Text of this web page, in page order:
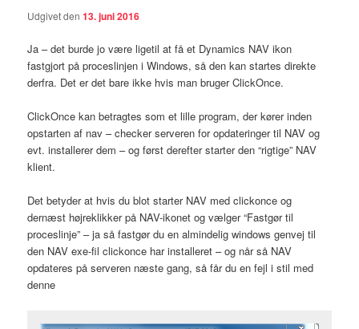
Udgivet den13. juni 2016
Ja – det burde jo være ligetil at få et Dynamics NAV ikon
fastgjort på proceslinjen i Windows, så den kan startes direkte
derfra. Det er det bare ikke hvis man bruger ClickOnce.
ClickOnce kan betragtes som et lille program, der kører inden
opstarten af nav – checker serveren for opdateringer til NAV og
evt. installerer dem – og først derefter starter den “rigtige” NAV
klient.
Det betyder at hvis du blot starter NAV med clickonce og
dernæst højreklikker på NAV-ikonet og vælger “Fastgør til
proceslinje” – ja så fastgør du en almindelig windows genvej til
den NAV exe-fil clickonce har installeret – og når så NAV
opdateres på serveren næste gang, så får du en fejl i stil med
denne